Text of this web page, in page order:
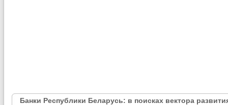
Банки Республики Беларусь: в поисках вектора